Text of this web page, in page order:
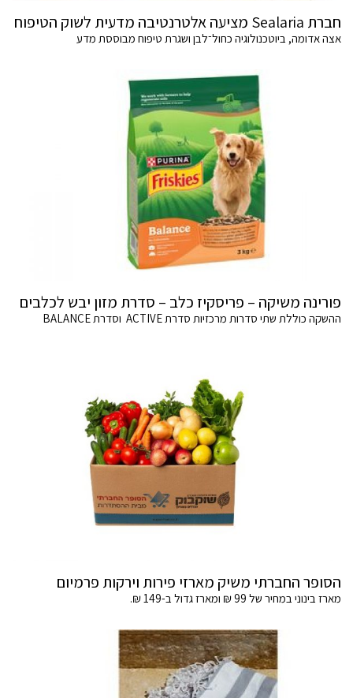
חברת Sealaria מציעה אלטרנטיבה מדעית לשוק הטיפוח
אצה אדומה, ביוטכנולוגיה כחול־לבן ושגרת טיפוח מבוססת מדע
פורינה משיקה – פריסקיז כלב – סדרת מזון יבש לכלבים
ההשקה כוללת שתי סדרות מרכזיות סדרת ACTIVE וסדרת BALANCE
הסופר החברתי משיק מארזי פירות וירקות פרמיום
מארז בינוני במחיר של 99 ₪ ומארז גדול ב-149 ₪.